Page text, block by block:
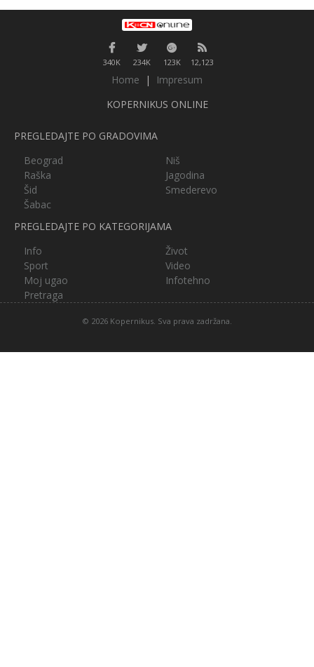
340K 234K 123K 12,123
Home |
Impresum
KOPERNIKUS ONLINE
PREGLEDAJTE PO GRADOVIMA
Beograd
Niš
Raška
Jagodina
Šid
Smederevo
Šabac
PREGLEDAJTE PO KATEGORIJAMA
Info
Život
Sport
Video
Moj ugao
Infotehno
Pretraga
© 2026 Kopernikus. Sva prava zadržana.